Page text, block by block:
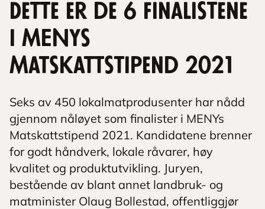
Dette er de 6 finalistene
i MENYs
Matskattstipend 2021
Seks av 450 lokalmatprodusenter har nådd
gjennom nåløyet som finalister i MENYs
Matskattstipend 2021. Kandidatene brenner
for godt håndverk, lokale råvarer, høy
kvalitet og produktutvikling. Juryen,
bestående av blant annet landbruk- og
matminister Olaug Bollestad, offentliggjør